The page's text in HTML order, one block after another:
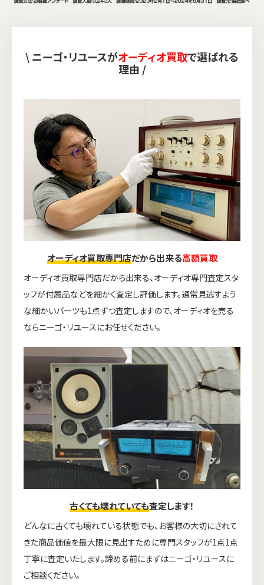
\ ニーゴ・リユースがオーディオ買取で選ばれる
理由 /
オーディオ買取専門店だから出来る高額買取
オーディオ買取専門店だから出来る、オーディオ専門査定スタ
ッフが付属品などを細かく査定し評価します。通常見逃すよう
な細かいパーツも1点ずつ査定しますので、オーディオを売る
ならニーゴ・リユースにお任せください。
古くても壊れていても査定します！
どんなに古くても壊れている状態でも、お客様の大切にされて
きた商品価値を最大限に見出すために専門スタッフが1点1点
丁寧に査定いたします。諦める前にまずはニーゴ・リユースに
ご相談ください。